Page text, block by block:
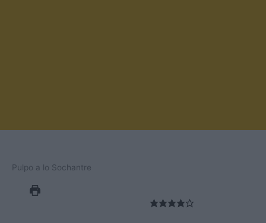
Pulpo a lo Sochantre